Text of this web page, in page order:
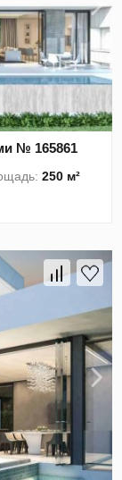
№ 165861
250 м²